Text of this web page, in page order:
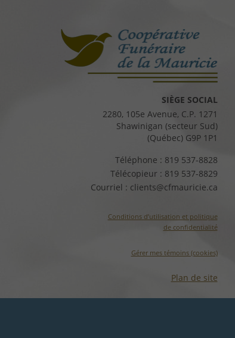
SIÈGE SOCIAL
2280, 105e Avenue, C.P. 1271
Shawinigan (secteur Sud)
(Québec) G9P 1P1
Téléphone : 819 537-8828
Télécopieur : 819 537-8829
Courriel : clients@cfmauricie.ca
Conditions d’utilisation et politique
de confidentialité
Gérer mes témoins (cookies)
Plan de site